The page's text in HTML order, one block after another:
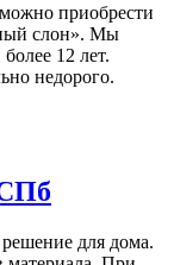
приобрести
слон». Мы
12 лет.
недорого.
для дома.